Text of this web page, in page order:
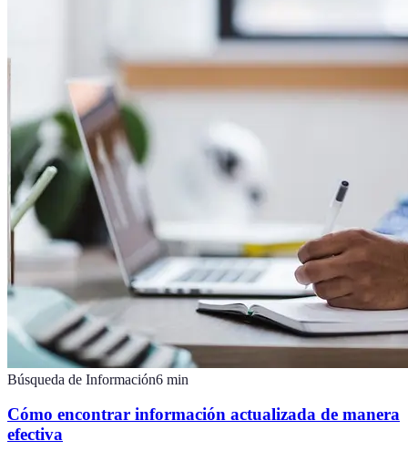
Búsqueda de Información6 min
Cómo encontrar información actualizada de manera
efectiva